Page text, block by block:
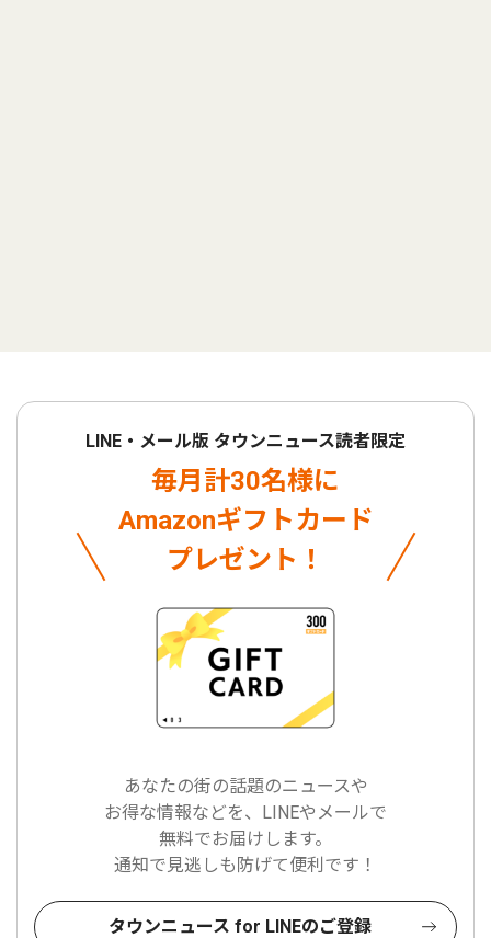
LINE・メール版 タウンニュース読者限定
毎月計30名様に
Amazonギフトカード
プレゼント！
あなたの街の話題のニュースや
お得な情報などを、LINEやメールで
無料でお届けします。
通知で見逃しも防げて便利です！
タウンニュース for LINEのご登録